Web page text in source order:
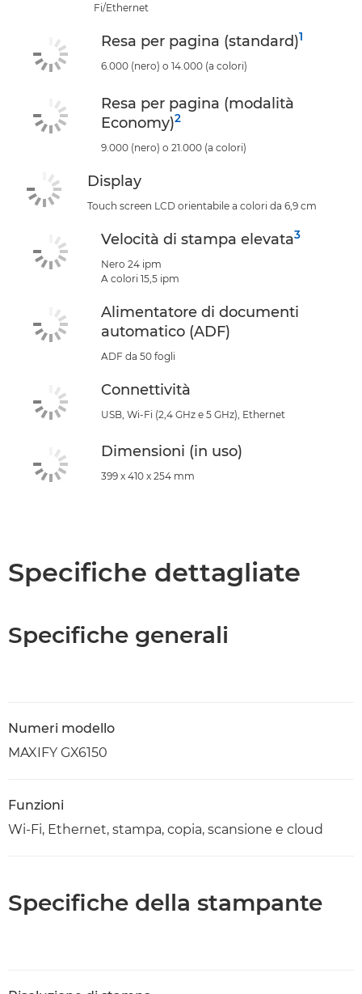
Fi/Ethernet
Resa per pagina (standard)1
6.000 (nero) o 14.000 (a colori)
Resa per pagina (modalità
Economy)2
9.000 (nero) o 21.000 (a colori)
Display
Touch screen LCD orientabile a colori da 6,9 cm
Velocità di stampa elevata3
Nero 24 ipm
A colori 15,5 ipm
Alimentatore di documenti
automatico (ADF)
ADF da 50 fogli
Connettività
USB, Wi-Fi (2,4 GHz e 5 GHz), Ethernet
Dimensioni (in uso)
399 x 410 x 254 mm
Specifiche dettagliate
Specifiche generali
Numeri modello
MAXIFY GX6150
Funzioni
Wi-Fi, Ethernet, stampa, copia, scansione e cloud
Specifiche della stampante